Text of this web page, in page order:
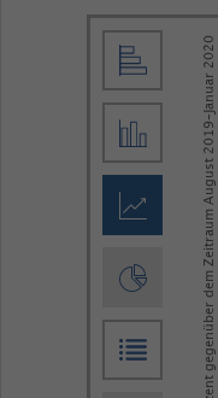
Line
with
10
The
has
axis
Chart